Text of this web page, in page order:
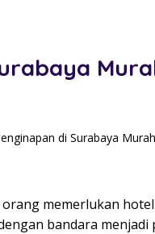
memerlukan
bandara